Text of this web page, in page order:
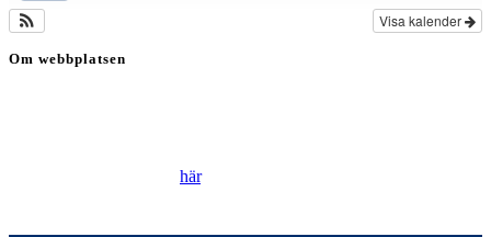
Visa kalender
Om webbplatsen
här.